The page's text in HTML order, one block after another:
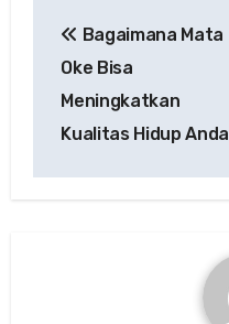
navigation
Bagaimana Mata
Oke Bisa
Meningkatkan
Kualitas Hidup Anda